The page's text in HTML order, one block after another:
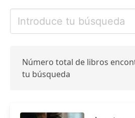
Número total de libros
tu búsqueda